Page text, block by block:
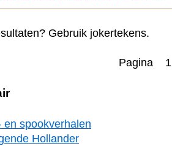
Gebruik jokertekens.
Pagina 1
en spookverhalen
Hollander